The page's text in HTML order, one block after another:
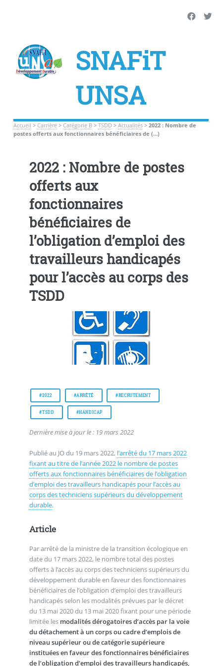
SNAFiT
UNSA
Accueil > Carrière> Catégorie B> TSDD> Actualités> 2022 : Nombre de
postes offerts aux fonctionnaires bénéficiaires de (…)
2022 : Nombre de postes
offerts aux
fonctionnaires
bénéficiaires de
l’obligation d’emploi des
travailleurs handicapés
pour l’accès au corps des
TSDD
#2022 #ARRÊTÉ #RECRUTEMENT
#TSDD #HANDICAP
Dernière mise à jour le : 19 mars 2022
Publié au JO du 19 mars 2022, l’arrêté du 17 mars 2022
fixant au titre de l’année 2022 le nombre de postes
offerts aux fonctionnaires bénéficiaires de l’obligation
d’emploi des travailleurs handicapés pour l’accès au
corps des techniciens supérieurs du développement
durable.
Article
Par arrêté de la ministre de la transition écologique en
date du 17 mars 2022, le nombre total des postes
offerts à l’accès au corps des techniciens supérieurs du
développement durable en faveur des fonctionnaires
bénéficiaires de l’obligation d’emploi des travailleurs
handicapés selon les modalités prévues par le décret
du 13 mai 2020 du 13 mai 2020 fixant pour une période
limitée les modalités dérogatoires d’accès par la voie
du détachement à un corps ou cadre d’emplois de
niveau supérieur ou de catégorie supérieure
instituées en faveur des fonctionnaires bénéficiaires
de l’obligation d’emploi des travailleurs handicapés,